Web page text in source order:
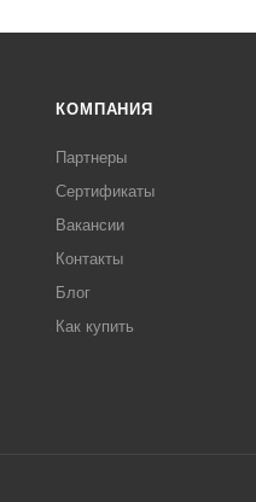
КОМПАНИЯ
Партнеры
Сертификаты
Вакансии
Контакты
Блог
Как купить